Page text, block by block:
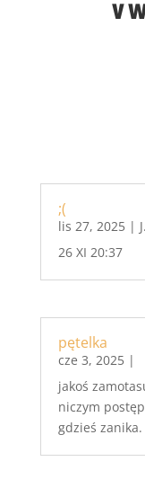
;(
lis 27, 2025|
26 XI 20:37
pętelka
cze 3, 2025|
jakoś
niczym
gdzieś zanika.